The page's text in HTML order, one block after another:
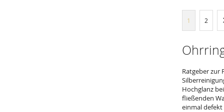
Sie lesen
1 Seite
2
Ratgeber zur
Hochglanz
fließenden
einmal